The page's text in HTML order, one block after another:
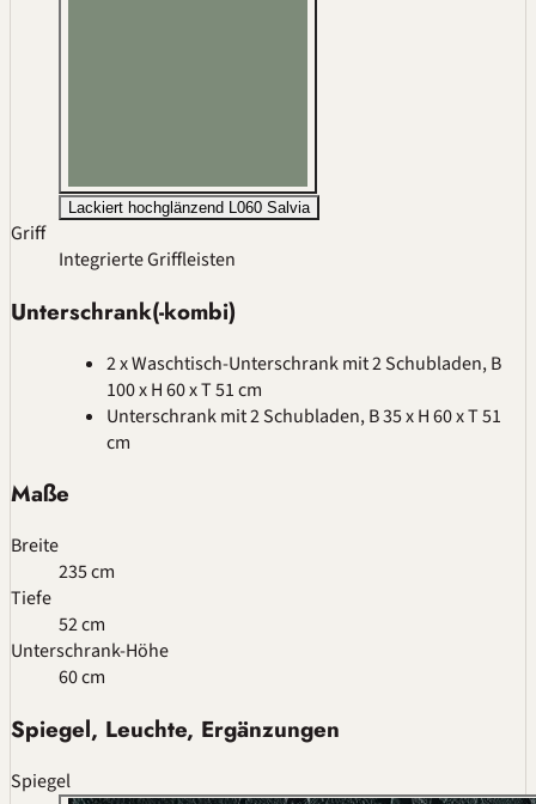
Lackiert hochglänzend L060 Salvia
Griff
Integrierte Griffleisten
Unterschrank(-kombi)
2 x Waschtisch-Unterschrank mit 2 Schubladen, B
100 x H 60 x T 51 cm
Unterschrank mit 2 Schubladen, B 35 x H 60 x T 51
cm
Maße
Breite
235 cm
Tiefe
52 cm
Unterschrank-Höhe
60 cm
Spiegel, Leuchte, Ergänzungen
Spiegel